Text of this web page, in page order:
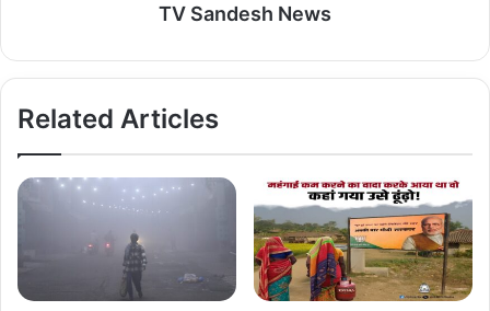
TV Sandesh News
Related Articles